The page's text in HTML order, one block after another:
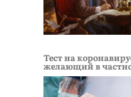
Тест на
желающий в